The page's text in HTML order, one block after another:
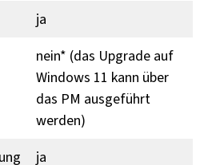
ja
nein* (das Upgrade auf
Windows 11 kann über
das PM ausgeführt
werden)
ja